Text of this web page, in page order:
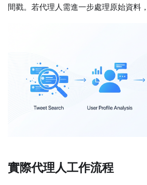
間戳。若代理人需進一步處理原始資料
實際代理人工作流程